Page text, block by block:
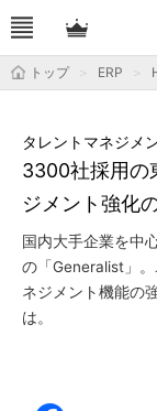
トップ ERP
3300社採用の
ジメント強化
タレントマネジメ
国内大手企業を中
の「Generalist」
ネジメント機能の
は。